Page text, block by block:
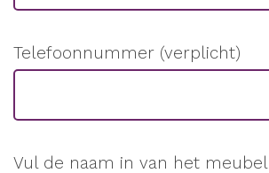
Telefoonnummer (verplicht)
Vul de naam in van het meubel